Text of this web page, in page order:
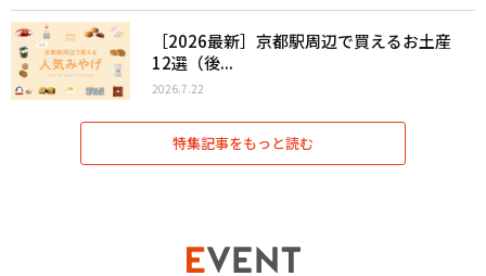
［2026最新］京都駅周辺で買えるお土産
12選（後...
2026.7.22
特集記事をもっと読む